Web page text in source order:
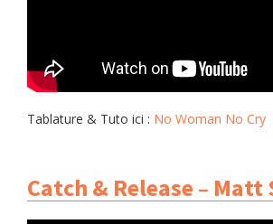
Tablature & Tuto ici : No Woman No Cry
Catch & Release – Matt